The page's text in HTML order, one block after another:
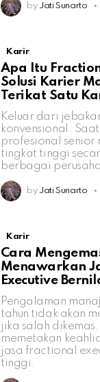
by Jati Sunarto
Karir
Apa Itu
Solusi Karier
Terikat Satu
Keluar dari
konvensional.
profesional senior
tingkat tinggi
berbagai
by Jati Sunarto
Karir
Cara
Menawarkan
Executive
Pengalaman
tahun tidak akan
jika salah
memetakan
jasa fractional
tinggi.